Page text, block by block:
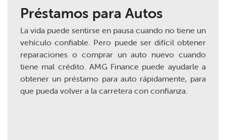
Préstamos para Autos
La vida puede sentirse en pausa cuando no tiene un
vehículo confiable. Pero puede ser difícil obtener
reparaciones o comprar un auto nuevo cuando
tiene mal crédito. AMG Finance puede ayudarle a
obtener un préstamo para auto rápidamente, para
que pueda volver a la carretera con confianza.